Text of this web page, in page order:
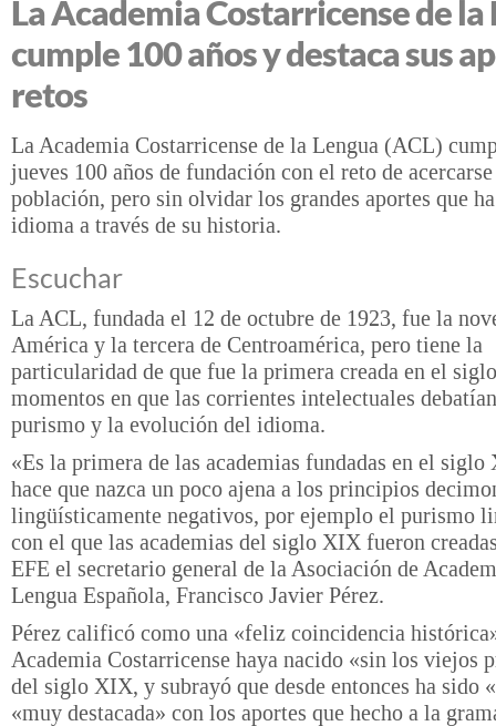
La Academia Costarricense de la
cumple 100 años y destaca sus
retos
La Academia Costarricense de la Lengua (ACL)
jueves 100 años de fundación con el reto de
población, pero sin olvidar los grandes aportes que
idioma a través de su historia.
Escuchar
La ACL, fundada el 12 de octubre de 1923, fue la
América y la tercera de Centroamérica, pero tiene la
particularidad de que fue la primera creada en el
momentos en que las corrientes intelectuales
purismo y la evolución del idioma.
«Es la primera de las academias fundadas en el siglo
hace que nazca un poco ajena a los principios
lingüísticamente negativos, por ejemplo el purismo
con el que las academias del siglo XIX fueron
EFE el secretario general de la Asociación de
Lengua Española, Francisco Javier Pérez.
Pérez calificó como una «feliz coincidencia
Academia Costarricense haya nacido «sin los viejos
del siglo XIX, y subrayó que desde entonces ha sido
«muy destacada» con los aportes que hecho a la